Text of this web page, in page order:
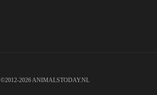
©2012-2026 ANIMALSTODAY.NL